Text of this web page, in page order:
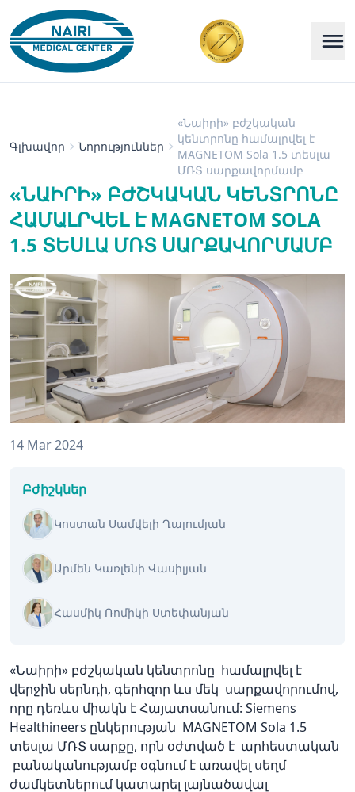
Գլխավոր Նորություններ
«Նաիրի» բժշկական
կենտրոնը համալրվել է
MAGNETOM Sola 1.5 տեսլա
ՄՌՏ սարքավորմամբ
«ՆԱԻՐԻ» ԲԺՇԿԱԿԱՆ ԿԵՆՏՐՈՆԸ
ՀԱՄԱԼՐՎԵԼ Է MAGNETOM SOLA
1.5 ՏԵՍԼԱ ՄՌՏ ՍԱՐՔԱՎՈՐՄԱՄԲ
14 Mar 2024
Բժիշկներ
Կոստան Սամվելի Ղալումյան
Արմեն Կառլենի Վասիլյան
Հասմիկ Ռոմիկի Ստեփանյան
«Նաիրի» բժշկական կենտրոնը համալրվել է
վերջին սերնդի, գերհզոր ևս մեկ սարքավորումով,
որը դեռևս միակն է Հայատսանում: Siemens
Healthineers ընկերության MAGNETOM Sola 1.5
տեսլա ՄՌՏ սարքը, որն օժտված է արհեստական
բանականությամբ օգնում է առավել սեղմ
ժամկետներում կատարել լայնածավալ